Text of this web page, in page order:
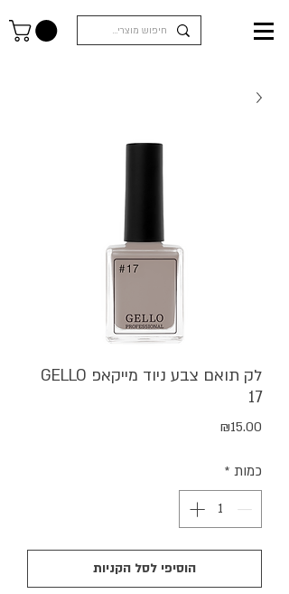
לק תואם צבע ניוד מייקאפ GELLO
17
₪15.00
כמות *
הוסיפי לסל הקניות